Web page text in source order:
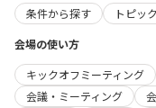
条件から探す
トピッ
会場の使い方
キックオフミーティング
会議・ミーティング